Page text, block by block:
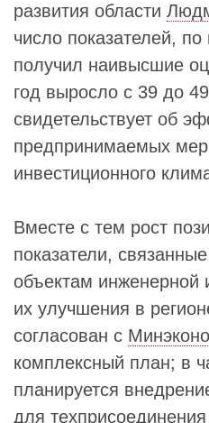
развития области
число показателей,
получил наивысшие
год выросло с 39 до
свидетельствует об
предпринимаемых
инвестиционного
Вместе с тем рост
показатели,
объектам инженерной
их улучшения в
согласован с
комплексный план; в
планируется
для